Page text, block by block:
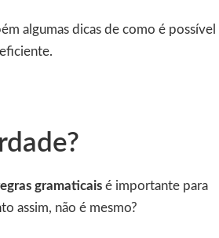
algumas dicas de como é possível
gramaticais é importante para
assim, não é mesmo?